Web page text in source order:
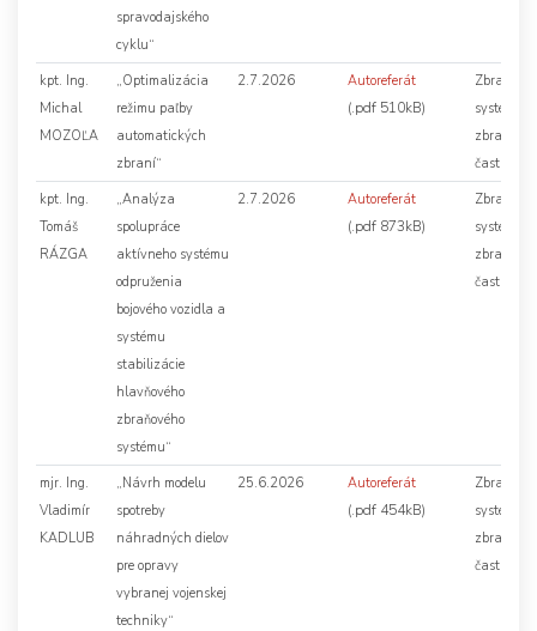
spravodajského
cyklu“
kpt. Ing.
Michal
MOZOĽA
„Optimalizácia
režimu paľby
automatických
zbraní“
2.7.2026 Autoreferát
(.pdf 510kB)
Zbraňové
systémy,
zbrane a
časti
kpt. Ing.
Tomáš
RÁZGA
„Analýza
spolupráce
aktívneho systému
odpruženia
bojového vozidla a
systému
stabilizácie
hlavňového
zbraňového
systému“
2.7.2026 Autoreferát
(.pdf 873kB)
Zbraňové
systémy,
zbrane a
časti
mjr. Ing.
Vladimír
KADLUB
„Návrh modelu
spotreby
náhradných dielov
pre opravy
vybranej vojenskej
techniky“
25.6.2026 Autoreferát
(.pdf 454kB)
Zbraňové
systémy,
zbrane a
časti